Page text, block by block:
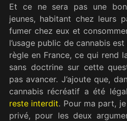
Et ce ne sera pas une
jeunes, habitant chez leurs
fumer chez eux et
l’usage public de cannabis
règle en France, ce qui rend
sans doctrine sur cette
pas avancer. J’ajoute que,
cannabis récréatif a été
reste interdit. Pour ma part,
privé, pour les deux